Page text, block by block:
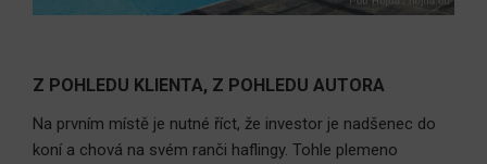
Z POHLEDU KLIENTA, Z POHLEDU AUTORA
Na prvním místě je nutné říct, že investor je nadšenec do
koní a chová na svém ranči haflingy. Tohle plemeno